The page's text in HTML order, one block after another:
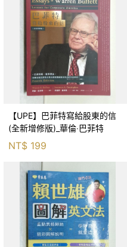
【UPE】巴菲特寫給股東的信
(全新增修版)_華倫‧巴菲特
NT$ 199